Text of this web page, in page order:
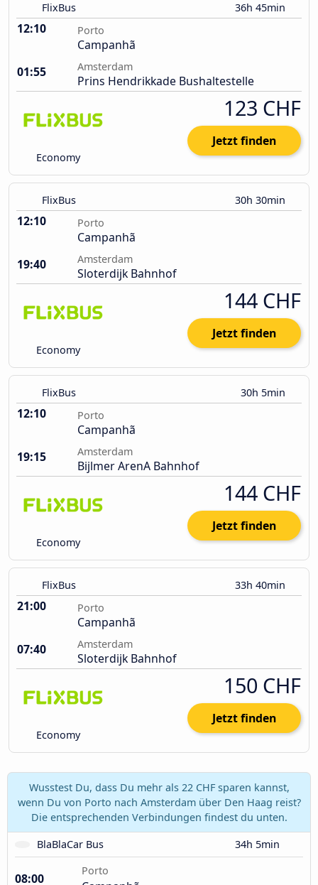
FlixBus 36h 45min
12:10 Porto
Campanhã
01:55
Amsterdam
Prins Hendrikkade Bushaltestelle
Economy
123 CHF
Jetzt finden
FlixBus 30h 30min
12:10 Porto
Campanhã
19:40
Amsterdam
Sloterdijk Bahnhof
Economy
144 CHF
Jetzt finden
FlixBus 30h 5min
12:10 Porto
Campanhã
19:15
Amsterdam
Bijlmer ArenA Bahnhof
Economy
144 CHF
Jetzt finden
FlixBus 33h 40min
21:00 Porto
Campanhã
07:40
Amsterdam
Sloterdijk Bahnhof
Economy
150 CHF
Jetzt finden
Wusstest Du, dass Du mehr als 22 CHF sparen kannst,
wenn Du von Porto nach Amsterdam über Den Haag reist?
Die entsprechenden Verbindungen findest du unten.
BlaBlaCar Bus
34h 5min
08:00
Porto